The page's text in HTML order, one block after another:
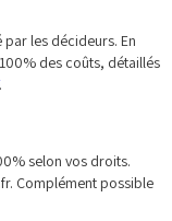
les décideurs. En
des coûts, détaillés
.
selon vos droits.
Complément possible